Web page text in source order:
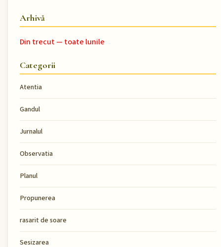
Arhivă
Din trecut — toate lunile
Categorii
Atentia
Gandul
Jurnalul
Observatia
Planul
Propunerea
rasarit de soare
Sesizarea